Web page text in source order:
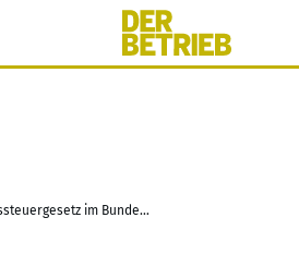
Jahressteuergesetz im Bundesrat